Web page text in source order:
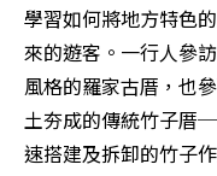
學習如何將地方特色
來的遊客。一行人參
風格的羅家古厝，也
土夯成的傳統竹子厝
速搭建及拆卸的竹子